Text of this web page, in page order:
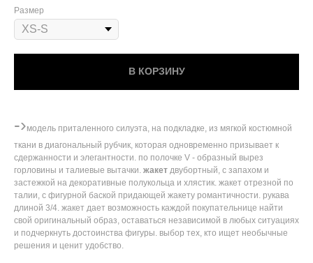
Размер
В КОРЗИНУ
-›модель приталенного силуэта, на подкладке, из мягкой костюмной
ткани в диагональный рубчик, которая одновременно призывает к
сдержанности и элегантности. по полочке V - образный вырез
горловины и талиевые вытачки. жакет двубортный, с запахом и
застежкой на декоративные полукольца и хлястик. жакет отрезной по
талии, с фигурной баской придающей жакету романтичности. рукава
длиной 3/4. жакет дает возможность каждой покупательнице найти
свой оригинальный образ, оставаться независимой в любых ситуациях
и подчеркнуть достоинства фигуры. выбор тех, кто ищет необычные
решения и ценит удобство.